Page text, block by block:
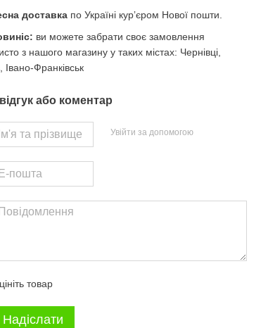
доставка по Україні курʼєром Нової пошти.
ви можете забрати своє замовлення
з нашого магазину у таких містах: Чернівці,
Івано-Франківськ
або коментар
Увійти за допомогою
товар
Надіслати